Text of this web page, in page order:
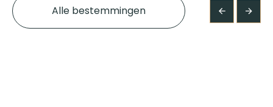
Alle bestemmingen